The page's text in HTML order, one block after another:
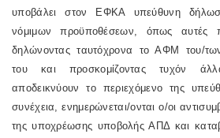
υποβάλει στον ΕΦΚΑ υπεύθυνη
νόμιμων προϋποθέσεων, όπως αυτές
δηλώνοντας ταυτόχρονα το ΑΦΜ του/
του και προσκομίζοντας τυχόν
αποδεικνύουν το περιεχόμενο της
συνέχεια, ενημερώνεται/ονται ο/οι
της υποχρέωσης υποβολής ΑΠΔ και